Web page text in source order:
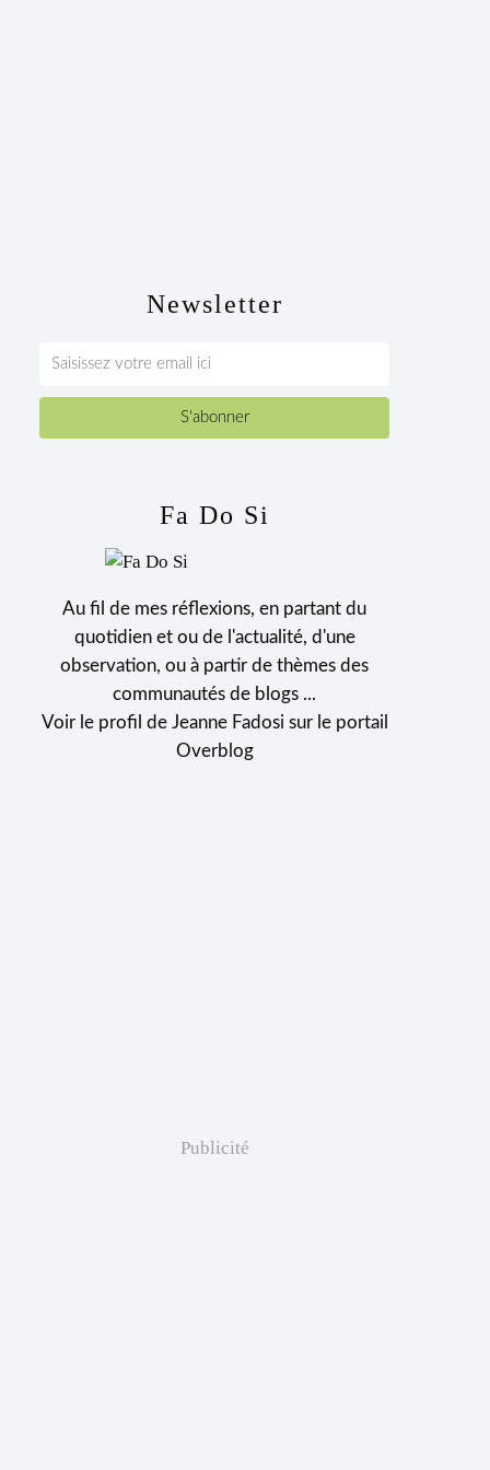
Newsletter
Fa Do Si
Au fil de mes réflexions, en partant du
quotidien et ou de l'actualité, d'une
observation, ou à partir de thèmes des
communautés de blogs ...
Voir le profil de Jeanne Fadosi sur le portail
Overblog
Publicité